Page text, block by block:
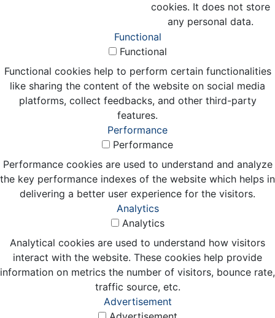
cookies. It does not store
any personal data.
Functional
Functional
Functional cookies help to perform certain functionalities
like sharing the content of the website on social media
platforms, collect feedbacks, and other third-party
features.
Performance
Performance
Performance cookies are used to understand and analyze
the key performance indexes of the website which helps in
delivering a better user experience for the visitors.
Analytics
Analytics
Analytical cookies are used to understand how visitors
interact with the website. These cookies help provide
information on metrics the number of visitors, bounce rate,
traffic source, etc.
Advertisement